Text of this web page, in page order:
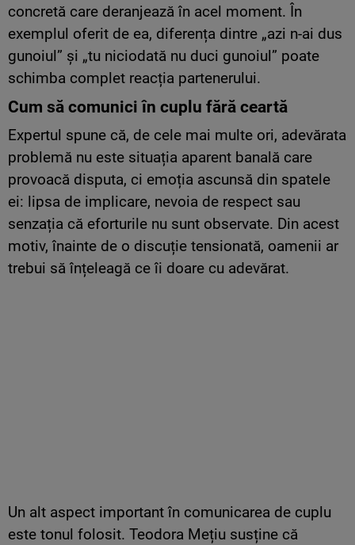
concretă care deranjează în acel moment. În
exemplul oferit de ea, diferența dintre „azi n-ai dus
gunoiul” și „tu niciodată nu duci gunoiul” poate
schimba complet reacția partenerului.
Cum să comunici în cuplu fără ceartă
Expertul spune că, de cele mai multe ori, adevărata
problemă nu este situația aparent banală care
provoacă disputa, ci emoția ascunsă din spatele
ei: lipsa de implicare, nevoia de respect sau
senzația că eforturile nu sunt observate. Din acest
motiv, înainte de o discuție tensionată, oamenii ar
trebui să înțeleagă ce îi doare cu adevărat.
Un alt aspect important în comunicarea de cuplu
este tonul folosit. Teodora Mețiu susține că